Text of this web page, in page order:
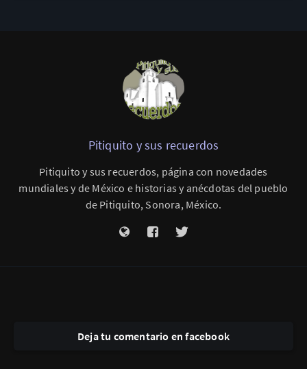
Pitiquito y sus recuerdos
Pitiquito y sus recuerdos, página con novedades
mundiales y de México e historias y anécdotas del pueblo
de Pitiquito, Sonora, México.
Deja tu comentario en facebook